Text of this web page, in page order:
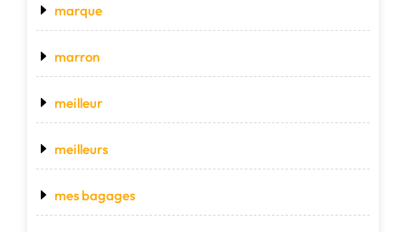
marque
marron
meilleur
meilleurs
mes bagages